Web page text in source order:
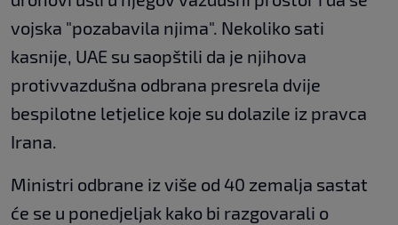
vojska "pozabavila njima". Nekoliko sati
kasnije, UAE su saopštili da je njihova
protivvazdušna odbrana presrela dvije
bespilotne letjelice koje su dolazile iz pravca
Irana.
Ministri odbrane iz više od 40 zemalja sastat
će se u ponedjeljak kako bi razgovarali o